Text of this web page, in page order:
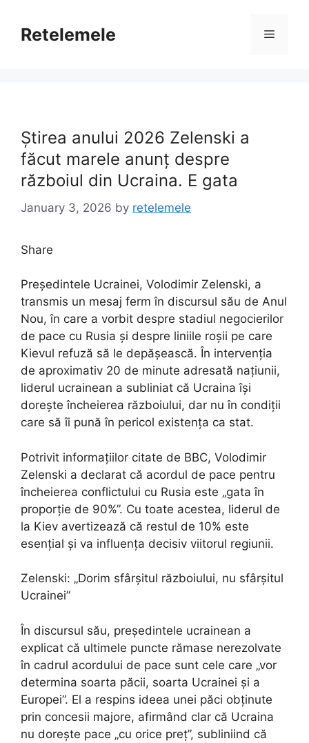
contentRetelemele Menu
Știrea anului 2026 Zelenski a
făcut marele anunț despre
războiul din Ucraina. E gata
January 3, 2026 by retelemele
Share
Președintele Ucrainei, Volodimir Zelenski, a
transmis un mesaj ferm în discursul său de Anul
Nou, în care a vorbit despre stadiul negocierilor
de pace cu Rusia și despre liniile roșii pe care
Kievul refuză să le depășească. În intervenția
de aproximativ 20 de minute adresată națiunii,
liderul ucrainean a subliniat că Ucraina își
dorește încheierea războiului, dar nu în condiții
care să îi pună în pericol existența ca stat.
Potrivit informațiilor citate de BBC, Volodimir
Zelenski a declarat că acordul de pace pentru
încheierea conflictului cu Rusia este „gata în
proporție de 90%”. Cu toate acestea, liderul de
la Kiev avertizează că restul de 10% este
esențial și va influența decisiv viitorul regiunii.
Zelenski: „Dorim sfârșitul războiului, nu sfârșitul
Ucrainei”
În discursul său, președintele ucrainean a
explicat că ultimele puncte rămase nerezolvate
în cadrul acordului de pace sunt cele care „vor
determina soarta păcii, soarta Ucrainei și a
Europei”. El a respins ideea unei păci obținute
prin concesii majore, afirmând clar că Ucraina
nu dorește pace „cu orice preț”, subliniind că